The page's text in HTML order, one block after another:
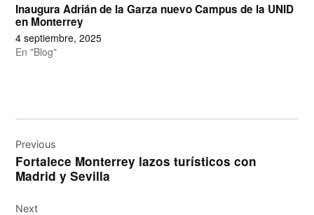
Inaugura Adrián de la Garza nuevo Campus de la UNID
en Monterrey
4 septiembre, 2025
En "Blog"
de
entradas
Previous
Fortalece Monterrey lazos turísticos con
Madrid y Sevilla
Next